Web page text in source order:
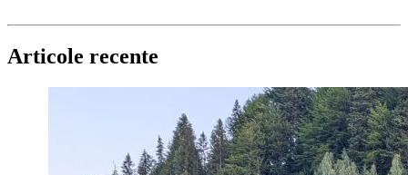
Articole recente